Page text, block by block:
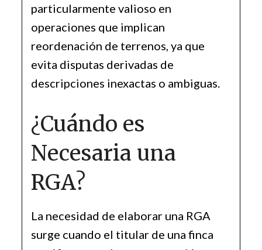
particularmente valioso en
operaciones que implican
reordenación de terrenos, ya que
evita disputas derivadas de
descripciones inexactas o ambiguas.
¿Cuándo es
Necesaria una
RGA?
La necesidad de elaborar una RGA
surge cuando el titular de una finca